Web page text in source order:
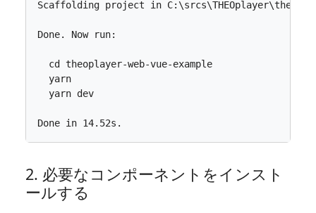
2. 必要なコンポーネントをインスト
ールする